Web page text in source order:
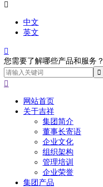

中文
英文

您需要了解哪些产品和服务？

网站首页
关于吉祥
集团简介
董事长寄语
企业文化
组织架构
管理培训
企业荣誉
集团产品